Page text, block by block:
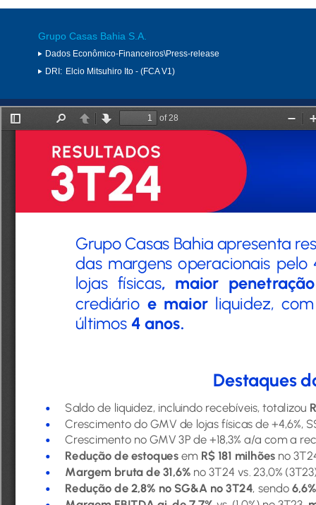
Grupo Casas Bahia S.A.
Dados Econômico-Financeiros\Press-release
DRI: Elcio Mitsuhiro Ito - (FCA V1)